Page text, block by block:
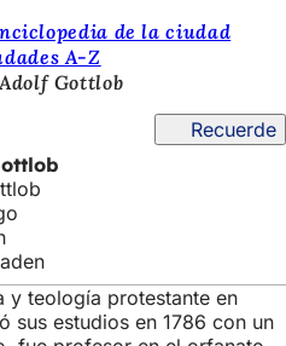
de la ciudad
A-Z
Gottlob
Recuerde
y teología protestante en
sus estudios en 1786 con un